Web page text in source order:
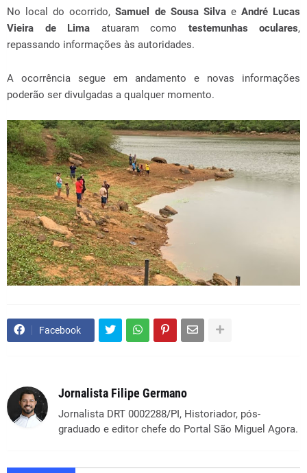
No local do ocorrido,Samuel de Sousa Silvae André Lucas
Vieira de Lima atuaram como testemunhas oculares,
repassando informações às autoridades.
A ocorrência segue em andamento e novas informações
poderão ser divulgadas a qualquer momento.
Facebook
Jornalista Filipe Germano
Jornalista DRT 0002288/PI, Historiador, pós-
graduado e editor chefe do Portal São Miguel Agora.